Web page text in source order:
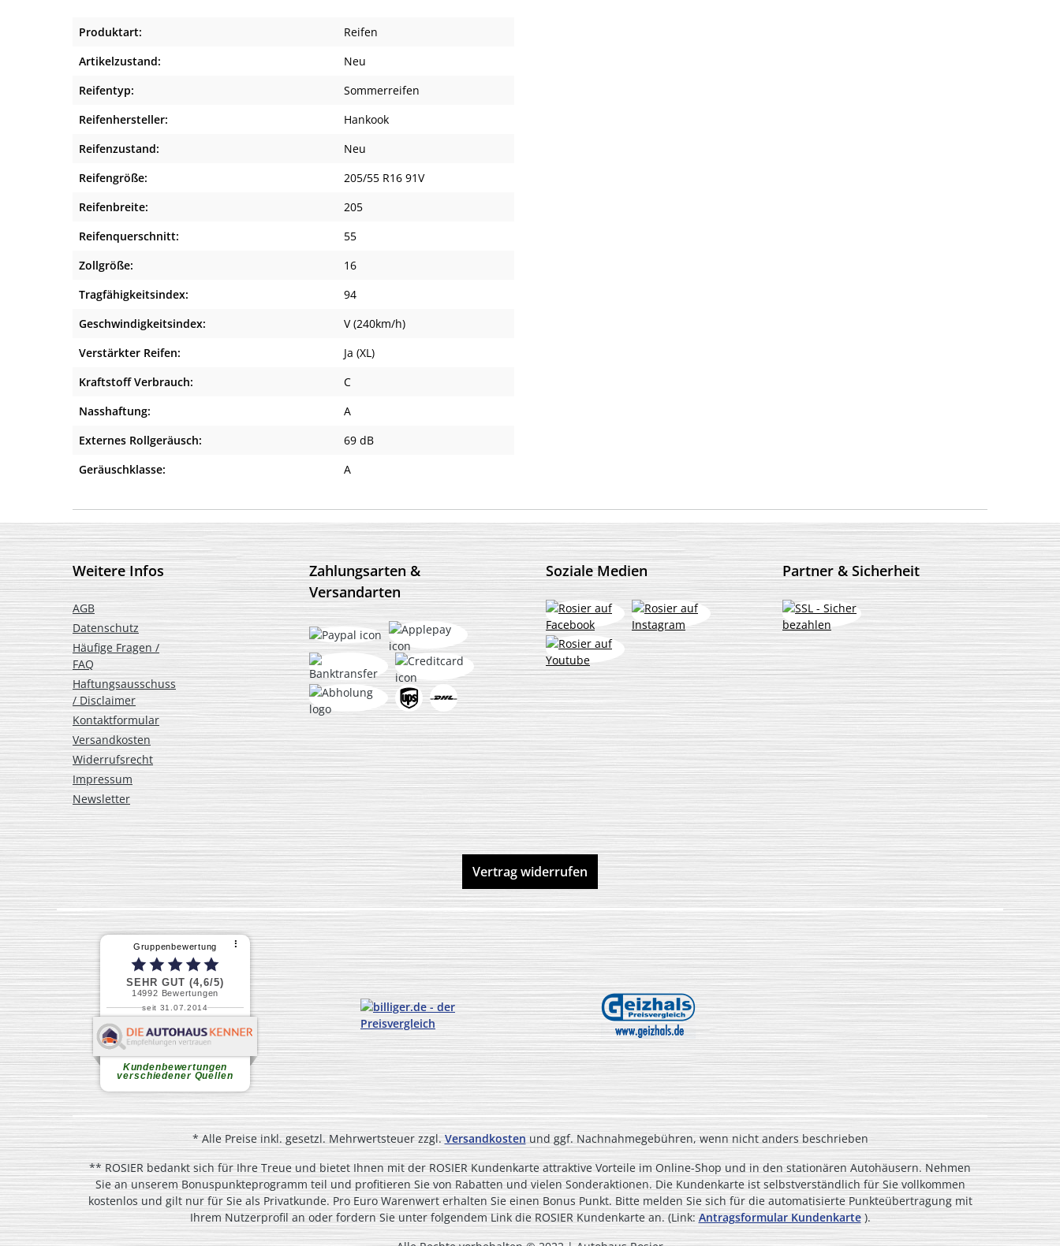
Produktart:
Reifen
Artikelzustand:
Neu
Reifentyp:
Sommerreifen
Reifenhersteller:
Hankook
Reifenzustand:
Neu
Reifengröße:
205/55 R16 91V
Reifenbreite:
205
Reifenquerschnitt:
55
Zollgröße:
16
Tragfähigkeitsindex:
94
Geschwindigkeitsindex:
V (240km/h)
Verstärkter Reifen:
Ja (XL)
Kraftstoff Verbrauch:
C
Nasshaftung:
A
Externes Rollgeräusch:
69 dB
Geräuschklasse:
A
Weitere Infos
AGB
Datenschutz
Häufige Fragen /
FAQ
Haftungsausschuss
/ Disclaimer
Kontaktformular
Versandkosten
Widerrufsrecht
Impressum
Newsletter
Zahlungsarten &
Versandarten
Soziale Medien Partner & Sicherheit
Vertrag widerrufen
* Alle Preise inkl. gesetzl. Mehrwertsteuer zzgl.Versandkosten und ggf. Nachnahmegebühren, wenn nicht anders beschrieben
** ROSIER bedankt sich für Ihre Treue und bietet Ihnen mit der ROSIER Kundenkarte attraktive Vorteile im Online-Shop und in den stationären Autohäusern. Nehmen
Sie an unserem Bonuspunkteprogramm teil und profitieren Sie von Rabatten und vielen Sonderaktionen. Die Kundenkarte ist selbstverständlich für Sie vollkommen
kostenlos und gilt nur für Sie als Privatkunde. Pro Euro Warenwert erhalten Sie einen Bonus Punkt. Bitte melden Sie sich für die automatisierte Punkteübertragung mit
Ihrem Nutzerprofil an oder fordern Sie unter folgendem Link die ROSIER Kundenkarte an. (Link: Antragsformular Kundenkarte).